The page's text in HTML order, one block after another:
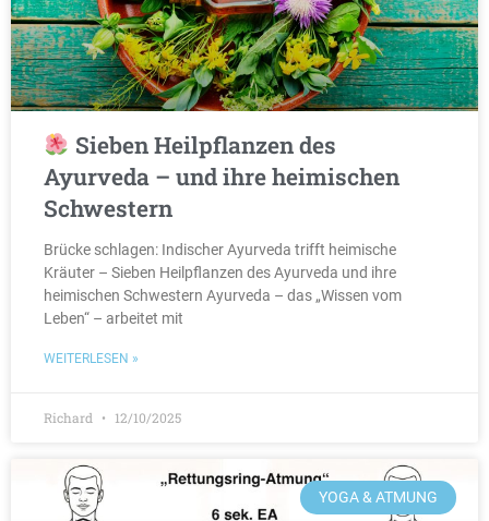
Sieben Heilpflanzen des
Ayurveda – und ihre heimischen
Schwestern
Brücke schlagen: Indischer Ayurveda trifft heimische
Kräuter – Sieben Heilpflanzen des Ayurveda und ihre
heimischen Schwestern Ayurveda – das „Wissen vom
Leben“ – arbeitet mit
WEITERLESEN »
Richard 12/10/2025
YOGA & ATMUNG